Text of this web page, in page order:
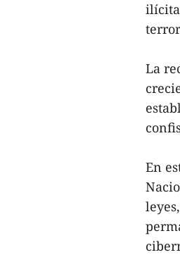
La
En